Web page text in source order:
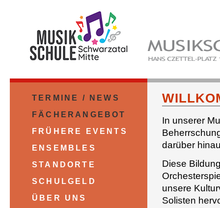
In unserer
darüber
Diese
unsere
Solisten
TERMINE / NEWS
FÄCHERANGEBOT
FRÜHERE EVENTS
ENSEMBLES
STANDORTE
SCHULGELD
ÜBER UNS